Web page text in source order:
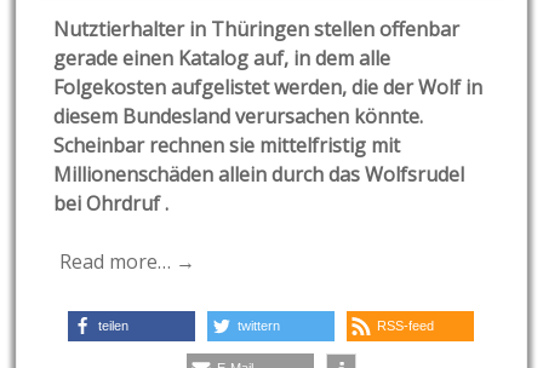
Nutztierhalter in Thüringen stellen offenbar
gerade einen Katalog auf, in dem alle
Folgekosten aufgelistet werden, die der Wolf in
diesem Bundesland verursachen könnte.
Scheinbar rechnen sie mittelfristig mit
Millionenschäden allein durch das Wolfsrudel
bei Ohrdruf .
Read more… →
teilen twittern RSS-feed